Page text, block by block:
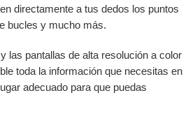
directamente a tus dedos los puntos
bucles y mucho más.
las pantallas de alta resolución a color
toda la información que necesitas en
adecuado para que puedas